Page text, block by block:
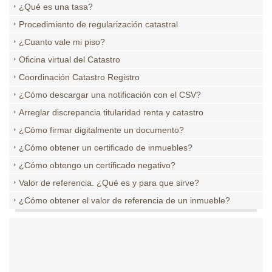
¿Qué es una tasa?
Procedimiento de regularización catastral
¿Cuanto vale mi piso?
Oficina virtual del Catastro
Coordinación Catastro Registro
¿Cómo descargar una notificación con el CSV?
Arreglar discrepancia titularidad renta y catastro
¿Cómo firmar digitalmente un documento?
¿Cómo obtener un certificado de inmuebles?
¿Cómo obtengo un certificado negativo?
Valor de referencia. ¿Qué es y para que sirve?
¿Cómo obtener el valor de referencia de un inmueble?